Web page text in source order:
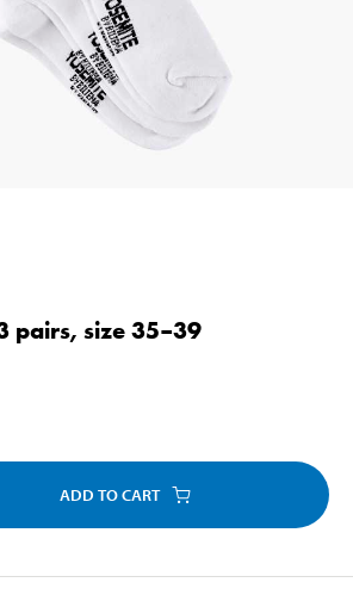
pairs, size 35–39
ADD TO CART